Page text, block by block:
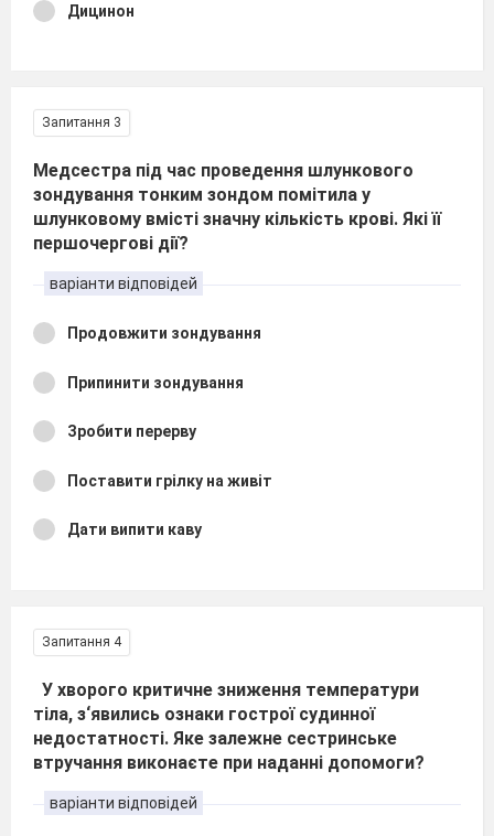
Дицинон
Запитання 3
Медсестра під час проведення шлункового
зондування тонким зондом помітила у
шлунковому вмісті значну кількість крові. Які її
першочергові дії?
варіанти відповідей
Продовжити зондування
Припинити зондування
Зробити перерву
Поставити грілку на живіт
Дати випити каву
Запитання 4
У хворого критичне зниження температури
тіла, з‘явились ознаки гострої судинної
недостатності. Яке залежне сестринське
втручання виконаєте при наданні допомоги?
варіанти відповідей